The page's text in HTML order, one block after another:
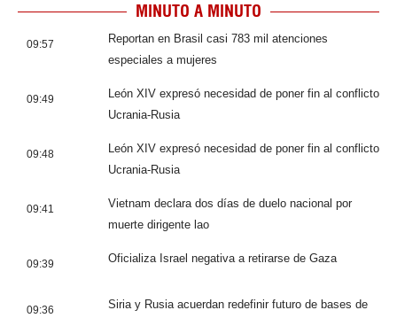
MINUTO A MINUTO
09:57
Reportan en Brasil casi 783 mil atenciones
especiales a mujeres
09:49
León XIV expresó necesidad de poner fin al conflicto
Ucrania-Rusia
09:48
León XIV expresó necesidad de poner fin al conflicto
Ucrania-Rusia
09:41
Vietnam declara dos días de duelo nacional por
muerte dirigente lao
09:39 Oficializa Israel negativa a retirarse de Gaza
09:36
Siria y Rusia acuerdan redefinir futuro de bases de